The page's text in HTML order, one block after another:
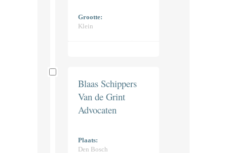
Grootte:
Klein
Blaas Schippers
Van de Grint
Advocaten
Plaats:
Den Bosch